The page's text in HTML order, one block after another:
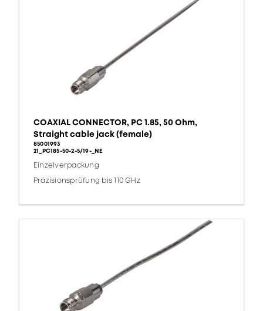
COAXIAL CONNECTOR, PC 1.85, 50 Ohm,
Straight cable jack (female)
85001993
21_PC185-50-2-5/19-_NE
Einzelverpackung
Präzisionsprüfung bis 110 GHz